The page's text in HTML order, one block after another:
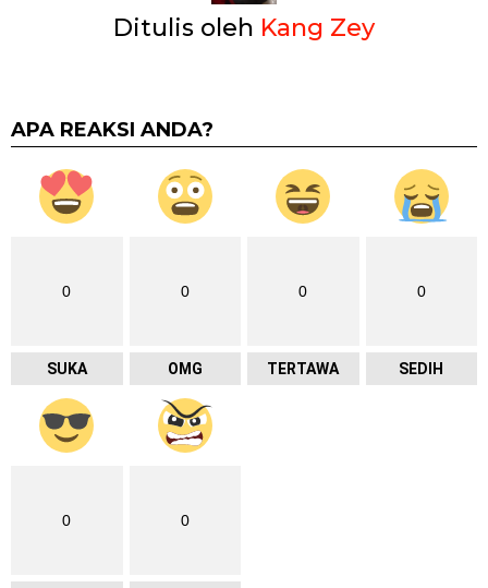
Ditulis oleh Kang Zey
APA REAKSI ANDA?
0
SUKA
0
OMG
0
TERTAWA
0
SEDIH
0 0